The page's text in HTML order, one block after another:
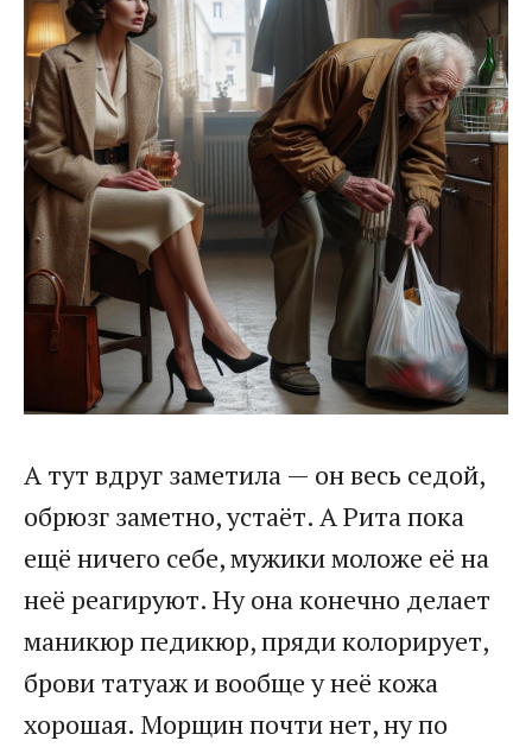
А тут вдруг заметила — он весь седой,
обрюзг заметно, устаёт. А Рита пока
ещё ничего себе, мужики моложе её на
неё реагируют. Ну она конечно делает
маникюр педикюр, пряди колорирует,
брови татуаж и вообще у неё кожа
хорошая. Морщин почти нет, ну по